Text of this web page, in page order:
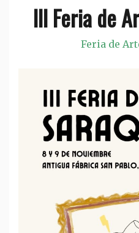
III Feria de
Feria de